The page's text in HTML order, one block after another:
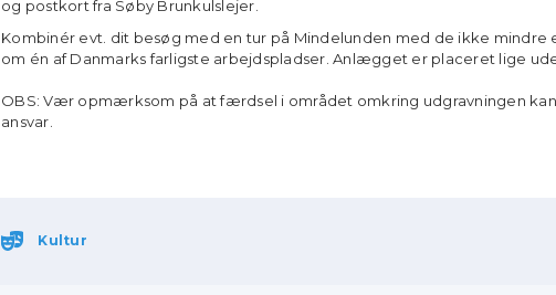
og postkort fra Søby Brunkulslejer.
Kombinér evt. dit besøg med en tur på Mindelunden med de ikke mindre
om én af Danmarks farligste arbejdspladser. Anlægget er placeret lige
OBS: Vær opmærksom på at færdsel i området omkring udgravningen
ansvar.
Kultur